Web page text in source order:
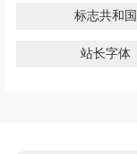
标志共和国
站长字体